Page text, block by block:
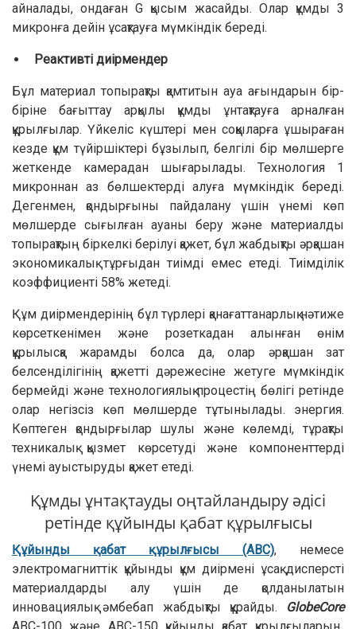
айналады, ондаған G қысым жасайды. Олар құмды 3
микронға дейін ұсақтауға мүмкіндік береді.
Реактивті диірмендер
Бұл материал топырақты қамтитын ауа ағындарын бір-
біріне бағыттау арқылы құмды ұнтақтауға арналған
құрылғылар. Үйкеліс күштері мен соққыларға ұшыраған
кезде құм түйіршіктері бұзылып, белгілі бір мөлшерге
жеткенде камерадан шығарылады. Технология 1
микроннан аз бөлшектерді алуға мүмкіндік береді.
Дегенмен, қондырғыны пайдалану үшін үнемі көп
мөлшерде сығылған ауаны беру және материалды
топырақтың біркелкі берілуі қажет, бұл жабдықты әрқашан
экономикалық тұрғыдан тиімді емес етеді. Тиімділік
коэффициенті 58% жетеді.
Құм диірмендерінің бұл түрлері қанағаттанарлық нәтиже
көрсеткенімен және розеткадан алынған өнім
құрылысқа жарамды болса да, олар әрқашан зат
белсенділігінің қажетті дәрежесіне жетуге мүмкіндік
бермейді және технологиялық процестің бөлігі ретінде
олар негізсіз көп мөлшерде тұтынылады. энергия.
Көптеген қондырғылар шулы және көлемді, тұрақты
техникалық қызмет көрсетуді және компоненттерді
үнемі ауыстыруды қажет етеді.
Құмды ұнтақтауды оңтайландыру әдісі
ретінде құйынды қабат құрылғысы
Құйынды қабат құрылғысы (АВС), немесе
электромагниттік құйынды құм диірмені ұсақ дисперсті
материалдарды алу үшін де қолданылатын
инновациялық әмбебап жабдықты құрайды.
GlobeCore
АВС-100 және АВС-150 құйынды қабат құрылғыларын